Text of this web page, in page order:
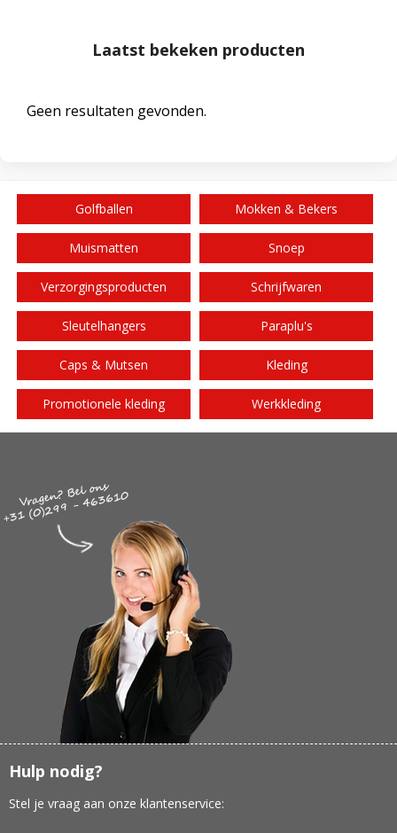
Laatst bekeken producten
Geen resultaten gevonden.
Golfballen Mokken & Bekers
Muismatten Snoep
Verzorgingsproducten Schrijfwaren
Sleutelhangers Paraplu's
Caps & Mutsen Kleding
Promotionele kleding Werkkleding
Hulp nodig?
Stel je vraag aan onze klantenservice: